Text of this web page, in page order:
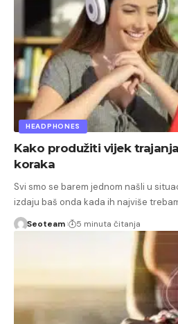
HEADPHONES
Kako produžiti vijek trajanja
koraka
Svi smo se barem jednom našli u
izdaju baš onda kada ih najviše
Seoteam 5 minuta čitanja